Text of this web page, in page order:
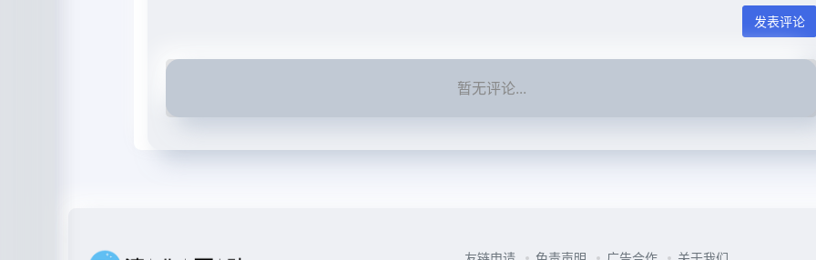
发表评论
暂无评论...